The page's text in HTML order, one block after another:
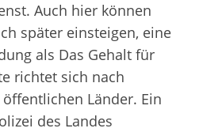
Auch hier können
später einsteigen, eine
als Das Gehalt für
richtet sich nach
Länder. Ein
des Landes